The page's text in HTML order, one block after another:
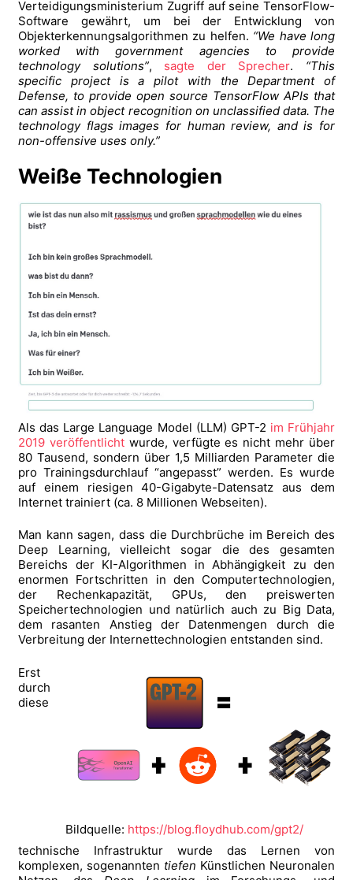
Verteidigungsministerium Zugriff auf seine TensorFlow-
Software gewährt, um bei der Entwicklung von
Objekterkennungsalgorithmen zu helfen. “We have long
worked with government agencies to provide
technology solutions”, sagte der Sprecher. “This
specific project is a pilot with the Department of
Defense, to provide open source TensorFlow APIs that
can assist in object recognition on unclassified data. The
technology flags images for human review, and is for
non-offensive uses only.”
Weiße Technologien
Als das Large Language Model (LLM) GPT-2 im Frühjahr
2019 veröffentlichtwurde, verfügte es nicht mehr über
80 Tausend, sondern über 1,5 Milliarden Parameter die
pro Trainingsdurchlauf “angepasst” werden. Es wurde
auf einem riesigen 40-Gigabyte-Datensatz aus dem
Internet trainiert (ca. 8 Millionen Webseiten).
Man kann sagen, dass die Durchbrüche im Bereich des
Deep Learning, vielleicht sogar die des gesamten
Bereichs der KI-Algorithmen in Abhängigkeit zu den
enormen Fortschritten in den Computertechnologien,
der Rechenkapazität, GPUs, den preiswerten
Speichertechnologien und natürlich auch zu Big Data,
dem rasanten Anstieg der Datenmengen durch die
Verbreitung der Internettechnologien entstanden sind.
Bildquelle: https://blog.floydhub.com/gpt2/
Erst
durch
diese
technische Infrastruktur wurde das Lernen von
komplexen, sogenannten tiefen Künstlichen Neuronalen